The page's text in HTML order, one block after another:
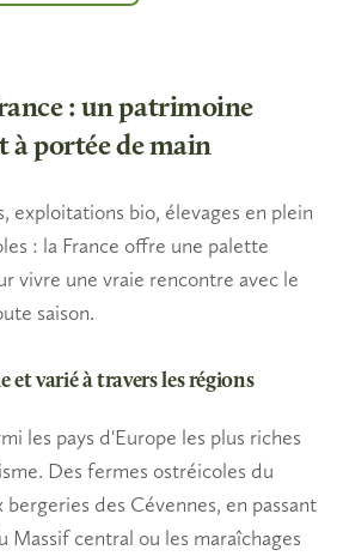
: un patrimoine
à portée de main
exploitations bio, élevages en plein
: la France offre une palette
vivre une vraie rencontre avec le
saison.
varié à travers les régions
les pays d'Europe les plus riches
. Des fermes ostréicoles du
bergeries des Cévennes, en passant
Massif central ou les maraîchages